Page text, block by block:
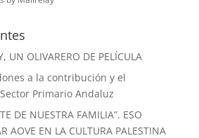
UN OLIVARERO DE PELÍCULA
a la contribución y el
Primario Andaluz
DE NUESTRA FAMILIA”. ESO
AOVE EN LA CULTURA PALESTINA